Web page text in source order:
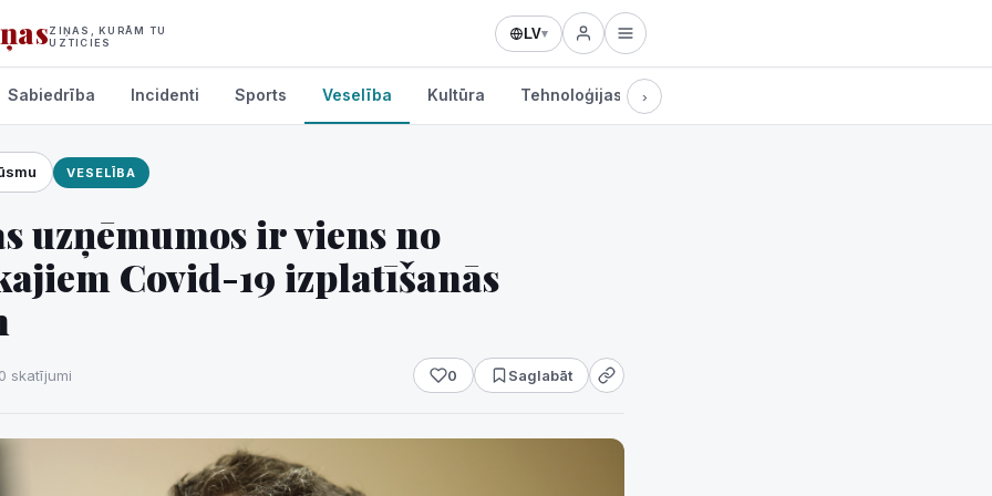
ZIŅAS, KURĀM TU
UZTICIES
LV▾
Sabiedrība Incidenti Sports Veselība Kultūra Tehnoloģijas ›
VESELĪBA
uzņēmumos ir viens no
Covid-19 izplatīšanās
skatījumi 0 Saglabāt